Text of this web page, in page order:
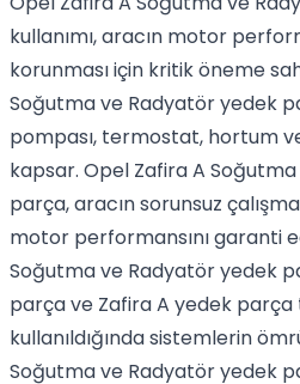
kullanımı, aracın motor
korunması için kritik öneme
Soğutma ve Radyatör yedek
pompası, termostat, hortum
kapsar. Opel Zafira A
parça, aracın sorunsuz
motor performansını garanti
Soğutma ve Radyatör yedek
parça ve Zafira A yedek
kullanıldığında sistemlerin
Soğutma ve Radyatör yedek